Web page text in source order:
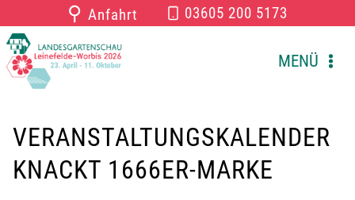
Inhalt
springen
⚲ Anfahrt 03605 200 5173
MENÜ
VERANSTALTUNGSKALENDER
KNACKT 1666ER-MARKE